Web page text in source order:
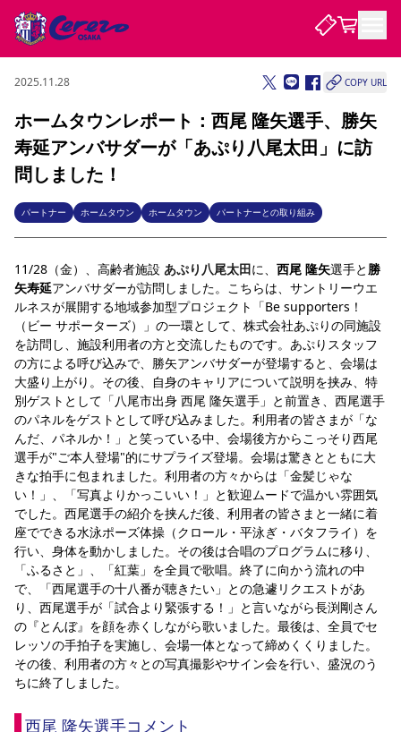
試合・チーム
試合について
試合日程 / 結果 順位表
チームについて
アカデミー
ハナサカプレーヤー 歴代所属選手
観戦する
チケット
チケット情報 販売スケジュール 価格・席種 購入方法
特定興行入場券 譲渡サービス リセールサービス
観戦ガイド
初めて観戦ガイド キッズ向けサービス グルメ
マッチデープログラム
観戦マナー&ルール ビジターサポーター観戦ガイド 公式アプリ
スタジアム
YANMAR HANASAKA STADIUM
DAZNで観戦
DAZNで観戦
アウェイツアー
アウェイツアー
よくある質問
よくある質問
クラブを知る
セレッソ大阪について
クラブ紹介 沿革 シーズン記録 求人情報
サポートする
パートナー企業募集中 セレッソ大阪VISAカード サポートスタッフ
セレッソアイデアちょうだいな 応援商店街
Lise（ライセンスビジネス）
サステナビリティ
サステナビリティポリシー SDGsのゴール
インパクトレポート
活動レポート SPORT POSITIVE LEAGUES 取り組み実績
スポーツクラブ
スポーツクラブ
関連団体/施設
長居公園 セレッソフットサルパーク
セレッソフットサルパーク長居
セレッソスポーツパーク舞洲
YANMAR HANASAKA STADIUM
セレッソ大阪アカデミー 子供のサッカースクール
大人のサッカースクール
その他スポーツクラブ
ファンクラブ
ファンクラブ
SAKURA SOCIO SAKURA POINT Program 招待券引換方法 先行入場
まいセレチケット
会員規定 婚姻届・出生届・命名書
ニュース
ニュース
すべて チーム グッズ チケット イベント
ファンクラブ
ホームタウン
パートナー スポーツクラブ メディア 30周年
レディース
アカデミー
2025.11.28 COPY URL
ホームタウンレポート：西尾 隆矢選手、勝矢
寿延アンバサダーが「あぷり八尾太田」に訪
問しました！
パートナー ホームタウン ホームタウン パートナーとの取り組み
11/28（金）、高齢者施設 あぷり八尾太田に、 西尾 隆矢選手と 勝
矢寿延アンバサダーが訪問しました。こちらは、サントリーウエ
ルネスが展開する地域参加型プロジェクト「Be supporters！
（ビー サポーターズ）」の一環として、株式会社あぷりの同施設
を訪問し、施設利用者の方と交流したものです。 あぷりスタッフ
の方による呼び込みで、勝矢アンバサダーが登場すると、会場は
大盛り上がり。その後、自身のキャリアについて説明を挟み、特
別ゲストとして「八尾市出身 西尾 隆矢選手」と前置き、西尾選手
のパネルをゲストとして呼び込みました。利用者の皆さまが「な
んだ、パネルか！」と笑っている中、会場後方からこっそり西尾
選手が"ご本人登場"的にサプライズ登場。会場は驚きとともに大
きな拍手に包まれました。利用者の方々からは「金髪じゃな
い！」、「写真よりかっこいい！」と歓迎ムードで温かい雰囲気
でした。西尾選手の紹介を挟んだ後、利用者の皆さまと一緒に着
座でできる水泳ポーズ体操（クロール・平泳ぎ・バタフライ）を
行い、身体を動かしました。その後は合唱のプログラムに移り、
「ふるさと」、「紅葉」を全員で歌唱。終了に向かう流れの中
で、「西尾選手の十八番が聴きたい」との急遽リクエストがあ
り、西尾選手が「試合より緊張する！」と言いながら長渕剛さん
の『とんぼ』を顔を赤くしながら歌いました。最後は、全員でセ
レッソの手拍子を実施し、会場一体となって締めくくりました。
その後、利用者の方々との写真撮影やサイン会を行い、盛況のう
ちに終了しました。
西尾 隆矢選手コメント